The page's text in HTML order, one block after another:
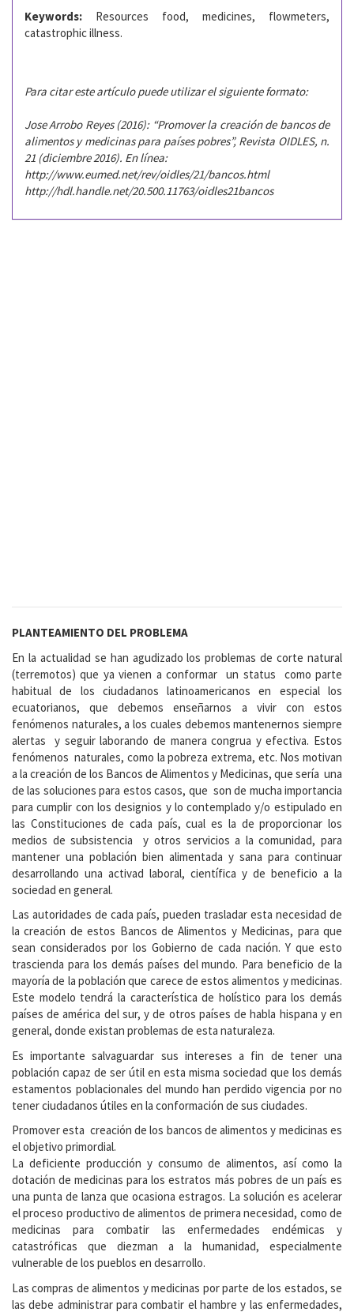
Keywords: Resources food, medicines, flowmeters,
catastrophic illness.
Para citar este artículo puede utilizar el siguiente formato:
Jose Arrobo Reyes (2016): “Promover la creación de bancos de
alimentos y medicinas para países pobres”, Revista OIDLES, n.
21 (diciembre 2016). En línea:
http://www.eumed.net/rev/oidles/21/bancos.html
http://hdl.handle.net/20.500.11763/oidles21bancos
PLANTEAMIENTO DEL PROBLEMA
En la actualidad se han agudizado los problemas de corte natural
(terremotos) que ya vienen a conformar un status como parte
habitual de los ciudadanos latinoamericanos en especial los
ecuatorianos, que debemos enseñarnos a vivir con estos
fenómenos naturales, a los cuales debemos mantenernos siempre
alertas y seguir laborando de manera congrua y efectiva. Estos
fenómenos naturales, como la pobreza extrema, etc. Nos motivan
a la creación de los Bancos de Alimentos y Medicinas, que sería una
de las soluciones para estos casos, que son de mucha importancia
para cumplir con los designios y lo contemplado y/o estipulado en
las Constituciones de cada país, cual es la de proporcionar los
medios de subsistencia y otros servicios a la comunidad, para
mantener una población bien alimentada y sana para continuar
desarrollando una activad laboral, científica y de beneficio a la
sociedad en general.
Las autoridades de cada país, pueden trasladar esta necesidad de
la creación de estos Bancos de Alimentos y Medicinas, para que
sean considerados por los Gobierno de cada nación. Y que esto
trascienda para los demás países del mundo. Para beneficio de la
mayoría de la población que carece de estos alimentos y medicinas.
Este modelo tendrá la característica de holístico para los demás
países de américa del sur, y de otros países de habla hispana y en
general, donde existan problemas de esta naturaleza.
Es importante salvaguardar sus intereses a fin de tener una
población capaz de ser útil en esta misma sociedad que los demás
estamentos poblacionales del mundo han perdido vigencia por no
tener ciudadanos útiles en la conformación de sus ciudades.
Promover esta creación de los bancos de alimentos y medicinas es
el objetivo primordial.
La deficiente producción y consumo de alimentos, así como la
dotación de medicinas para los estratos más pobres de un país es
una punta de lanza que ocasiona estragos. La solución es acelerar
el proceso productivo de alimentos de primera necesidad, como de
medicinas para combatir las enfermedades endémicas y
catastróficas que diezman a la humanidad, especialmente
vulnerable de los pueblos en desarrollo.
Las compras de alimentos y medicinas por parte de los estados, se
las debe administrar para combatir el hambre y las enfermedades,